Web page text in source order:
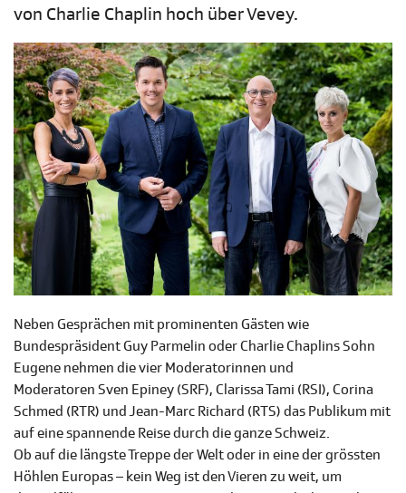
von Charlie Chaplin hoch über Vevey.
Neben Gesprächen mit prominenten Gästen wie
Bundespräsident Guy Parmelin oder Charlie Chaplins Sohn
Eugene nehmen die vier Moderatorinnen und
Moderatoren Sven Epiney (SRF), Clarissa Tami (RSI), Corina
Schmed (RTR) und Jean-Marc Richard (RTS) das Publikum mit
auf eine spannende Reise durch die ganze Schweiz.
Ob auf die längste Treppe der Welt oder in eine der grössten
Höhlen Europas – kein Weg ist den Vieren zu weit, um